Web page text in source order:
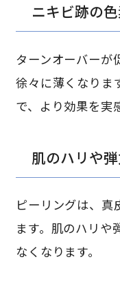
ニキビ跡の
ターンオーバーが
徐々に薄くなりま
で、より効果を実
肌のハリや
ピーリングは、真
ます。肌のハリや
なくなります。